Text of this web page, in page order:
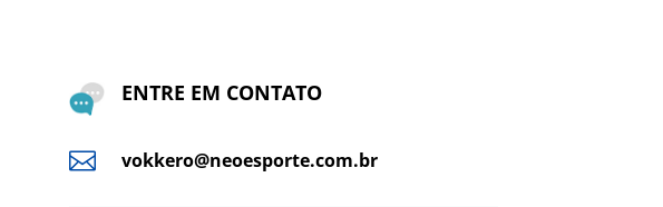
ENTRE EM CONTATO
 vokkero@neoesporte.com.br